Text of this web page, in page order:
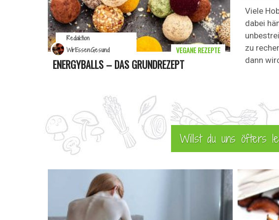
ENERGYBALLS – DAS GRUNDREZEPT
VEGANE REZEPTE
Redaktion
WirEssenGesund
Viele
dabei
zu
dann
Willst du uns öfters